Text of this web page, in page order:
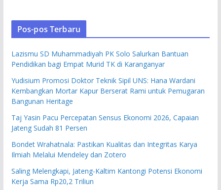
Pos-pos Terbaru
Lazismu SD Muhammadiyah PK Solo Salurkan Bantuan
Pendidikan bagi Empat Murid TK di Karanganyar
Yudisium Promosi Doktor Teknik Sipil UNS: Hana Wardani
Kembangkan Mortar Kapur Berserat Rami untuk Pemugaran
Bangunan Heritage
Taj Yasin Pacu Percepatan Sensus Ekonomi 2026, Capaian
Jateng Sudah 81 Persen
Bondet Wrahatnala: Pastikan Kualitas dan Integritas Karya
Ilmiah Melalui Mendeley dan Zotero
Saling Melengkapi, Jateng-Kaltim Kantongi Potensi Ekonomi
Kerja Sama Rp20,2 Triliun